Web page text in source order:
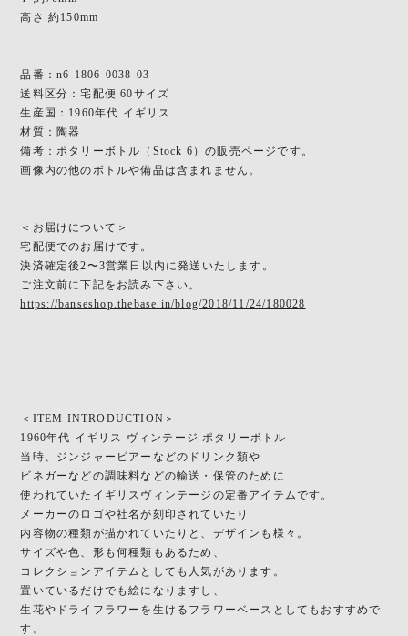
高さ 約150mm
品番：n6-1806-0038-03
送料区分：宅配便 60サイズ
生産国：1960年代 イギリス
材質：陶器
備考：ポタリーボトル（Stock 6）の販売ページです。
画像内の他のボトルや備品は含まれません。
＜お届けについて＞
宅配便でのお届けです。
決済確定後2〜3営業日以内に発送いたします。
ご注文前に下記をお読み下さい。
https://banseshop.thebase.in/blog/2018/11/24/180028
＜ITEM INTRODUCTION＞
1960年代 イギリス ヴィンテージ ポタリーボトル
当時、ジンジャービアーなどのドリンク類や
ビネガーなどの調味料などの輸送・保管のために
使われていたイギリスヴィンテージの定番アイテムです。
メーカーのロゴや社名が刻印されていたり
内容物の種類が描かれていたりと、デザインも様々。
サイズや色、形も何種類もあるため、
コレクションアイテムとしても人気があります。
置いているだけでも絵になりますし、
生花やドライフラワーを生けるフラワーベースとしてもおすすめで
す。